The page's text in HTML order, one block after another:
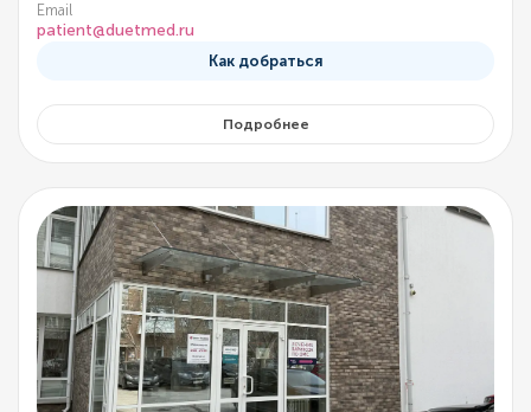
Email
patient@duetmed.ru
Как добраться
Подробнее